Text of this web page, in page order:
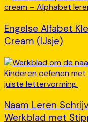
Engelse Alfabet
Cream (IJsje)
Naam Leren
Werkblad met